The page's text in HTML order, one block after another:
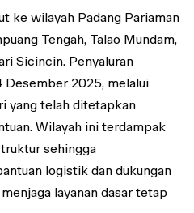
ke wilayah Padang Pariaman
Tengah, Talao Mundam,
Sicincin. Penyaluran
Desember 2025, melalui
yang telah ditetapkan
Wilayah ini terdampak
sehingga
logistik dan dukungan
layanan dasar tetap